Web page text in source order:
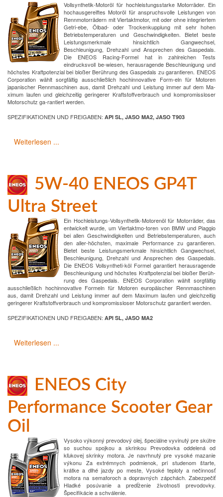
Vollsynthetik-Motoröl für hochleistungsstarke Motorräder. Ein
hochausgereiftes Motoröl für anspruchsvolle Leistungen von
Rennmotorrädern mit Viertaktmotor, mit oder ohne integriertem
Getri-ebe, Ölbad- oder Trockenkupplung mit sehr hohen
Betriebstemperaturen und Geschwindigkeiten. Bietet beste
Leistungsmerkmale hinsichtlich Gangwechsel,
Beschleunigung, Drehzahl und Ansprechen des Gaspedals.
Die ENEOS Racing-Formel hat in zahlreichen Tests
eindrucksvoll be-wiesen, herausragende Beschleunigung und
höchstes Kraftpotenzial bei bloßer Berührung des Gaspedals zu garantieren. ENEOS
Corporation wählt sorgfältig ausschließlich hochinnovative Form-eln für Motoren
japanischer Rennmaschinen aus, damit Drehzahl und Leistung immer auf dem Ma-
ximum laufen und gleichzeitig geringerer Kraftstoffverbrauch und kompromissloser
Motorschutz ga-rantiert werden.
SPEZIFIKATIONEN UND FREIGABEN: API SL, JASO MA2, JASO T903
Weiterlesen ...
5W-40 ENEOS GP4T
Ultra Street
Ein Hochleistungs-Vollsynthetik-Motorenöl für Motorräder, das
entwickelt wurde, um Viertaktmo-toren von BMW und Piaggio
bei allen Geschwindigkeiten und Betriebstemperaturen, auch
den aller-höchsten, maximale Performance zu garantieren.
Bietet beste Leistungsmerkmale hinsichtlich Gangwechsel,
Beschleunigung, Drehzahl und Ansprechen des Gaspedals.
Die ENEOS Vollsyntheti-köl Formel garantiert herausragende
Beschleunigung und höchstes Kraftpotenzial bei bloßer Berüh-
rung des Gaspedals. ENEOS Corporation wählt sorgfältig
ausschließlich hochinnovative Formeln für Motoren europäischer Rennmaschinen
aus, damit Drehzahl und Leistung immer auf dem Maximum laufen und gleichzeitig
geringerer Kraftstoffverbrauch und kompromissloser Motorschutz garantiert werden.
SPEZIFIKATIONEN UND FREIGABEN: API SL, JASO MA2
Weiterlesen ...
ENEOS City
Performance Scooter Gear
Oil
Vysoko výkonný prevodový olej, špeciálne vyvinutý pre skútre
so suchou spojkou a skrinkou Prevodovka oddelená od
kľukovej skrinky motora. Je navrhnutý pre vysoké mazanie
výkonu Za extrémnych podmienok, pri studenom štarte,
krátke a dlhé jazdy po meste, Vysoké teploty a nečinnosť
motora na semaforoch a dopravných zápchách. Zabezpečiť
Hladké posúvanie a predĺženie životnosti prevodovky.
Špecifikácie a schválenie.